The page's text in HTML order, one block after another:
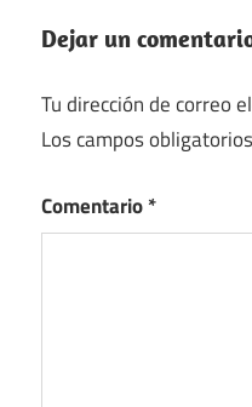
Dejar un
Tu dirección de correo
Los campos
Comentario*